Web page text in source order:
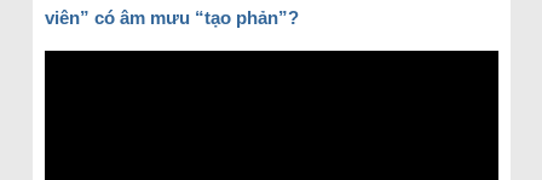
viên” có âm mưu “tạo phản”?